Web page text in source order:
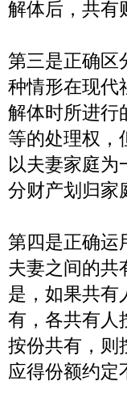
解体后，共有
第三是正确区
种情形在现代
解体时所进行
等的处理权，
以夫妻家庭
分财产划归家
第四是正确运
夫妻之间的共
是，如果共有
有，各共有人
按份共有，则
应得份额约定